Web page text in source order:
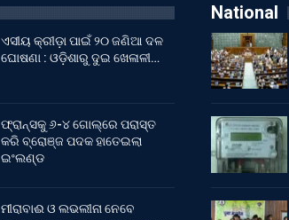
ଏସୀୟ କ୍ରୀଡ଼ା ପାଇଁ ୨୦ ଜଣିଆ ଦଳ
ଘୋଷଣା : ଓଡ଼ିଶାରୁ ଦୁଇ ଖେଳାଳୀ…
ଫ୍ରାନ୍ସକୁ ୬-୪ ଗୋଲ୍‌ରେ ପରାସ୍ତ
କରି ବ୍ରୋଞ୍ଜ ପଦକ ହାତେଇଲା
ଇଂଲଣ୍ଡ
ମୀରାବାଈ ଓ ଲଭଲୀନା ନେବେ
National